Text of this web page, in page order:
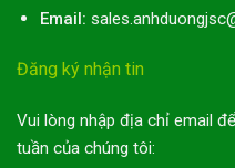
Email:
Đăng ký nhận tin
Vui lòng nhập địa chỉ email
tuần của chúng tôi: